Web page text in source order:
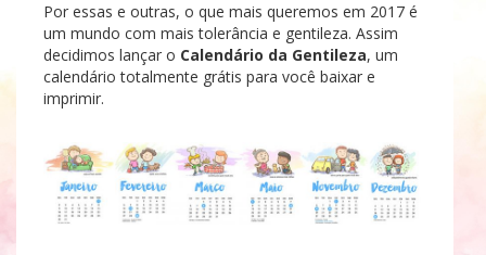
Por essas e outras, o que mais queremos em 2017 é
um mundo com mais tolerância e gentileza. Assim
decidimos lançar o Calendário da Gentileza, um
calendário totalmente grátis para você baixar e
imprimir.